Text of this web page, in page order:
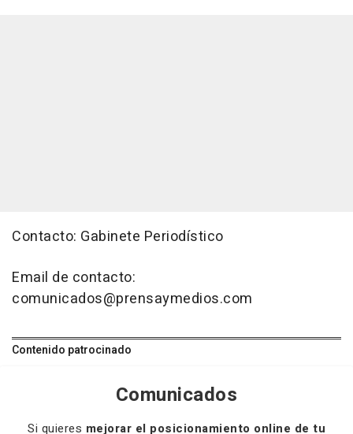
Contacto: Gabinete Periodístico
Email de contacto:
comunicados@prensaymedios.com
Contenido patrocinado
Comunicados
Si quieres mejorar el posicionamiento online de tu